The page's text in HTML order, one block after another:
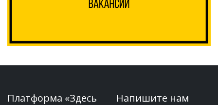
Платформа «Здесь
Напишите нам